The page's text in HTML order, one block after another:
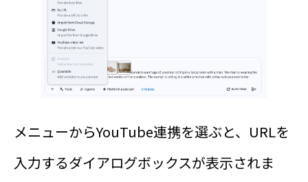
メニューからYouTube連携を選ぶと、URLを
入力するダイアログボックスが表示されま